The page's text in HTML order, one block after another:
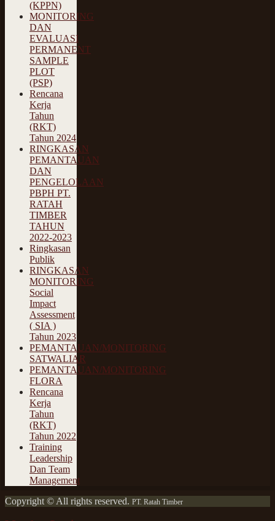
(KPPN)
MONITORING
DAN
EVALUASI
PERMANENT
SAMPLE
PLOT
(PSP)
Rencana
Kerja
Tahun
(RKT)
Tahun 2024
RINGKASAN
PEMANTAUAN
DAN
PENGELOLAAN
PBPH PT.
RATAH
TIMBER
TAHUN
2022-2023
Ringkasan
Publik
RINGKASAN
MONITORING
Social
Impact
Assessment
( SIA )
Tahun 2023
PEMANTAUAN/MONITORING
SATWALIAR
PEMANTAUAN/MONITORING
FLORA
Rencana
Kerja
Tahun
(RKT)
Tahun 2022
Training
Leadership
Dan Team
Management
Copyright © All rights reserved. PT. Ratah Timber